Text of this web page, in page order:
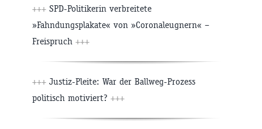
+++ SPD-Politikerin verbreitete
»Fahndungsplakate« von »Coronaleugnern« –
Freispruch +++
+++ Justiz-Pleite: War der Ballweg-Prozess
politisch motiviert? +++